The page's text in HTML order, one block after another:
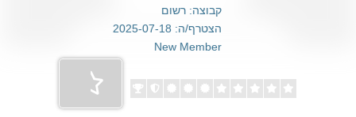
קבוצה: רשום
הצטרף/ה: 2025-07-18
New Member